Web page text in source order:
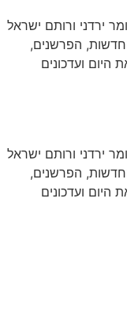
הבוקר - רגע לפני 06:00 - 07:00 עומר ירדני ורותם ישראל
הפרשנים,
היום ועדכונים
הבוקר - רגע לפני 06:00 - 07:00 עומר ירדני ורותם ישראל
הפרשנים,
היום ועדכונים